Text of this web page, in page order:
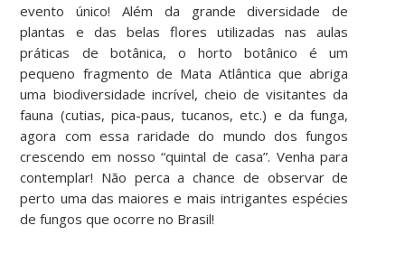
evento único! Além da grande diversidade de
plantas e das belas flores utilizadas nas aulas
práticas de botânica, o horto botânico é um
pequeno fragmento de Mata Atlântica que abriga
uma biodiversidade incrível, cheio de visitantes da
fauna (cutias, pica-paus, tucanos, etc.) e da funga,
agora com essa raridade do mundo dos fungos
crescendo em nosso “quintal de casa”. Venha para
contemplar! Não perca a chance de observar de
perto uma das maiores e mais intrigantes espécies
de fungos que ocorre no Brasil!